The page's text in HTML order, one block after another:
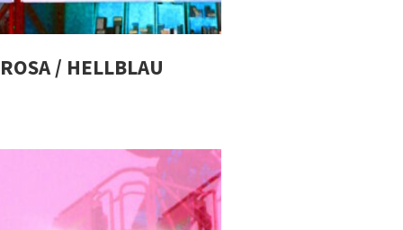
/ HELLBLAU